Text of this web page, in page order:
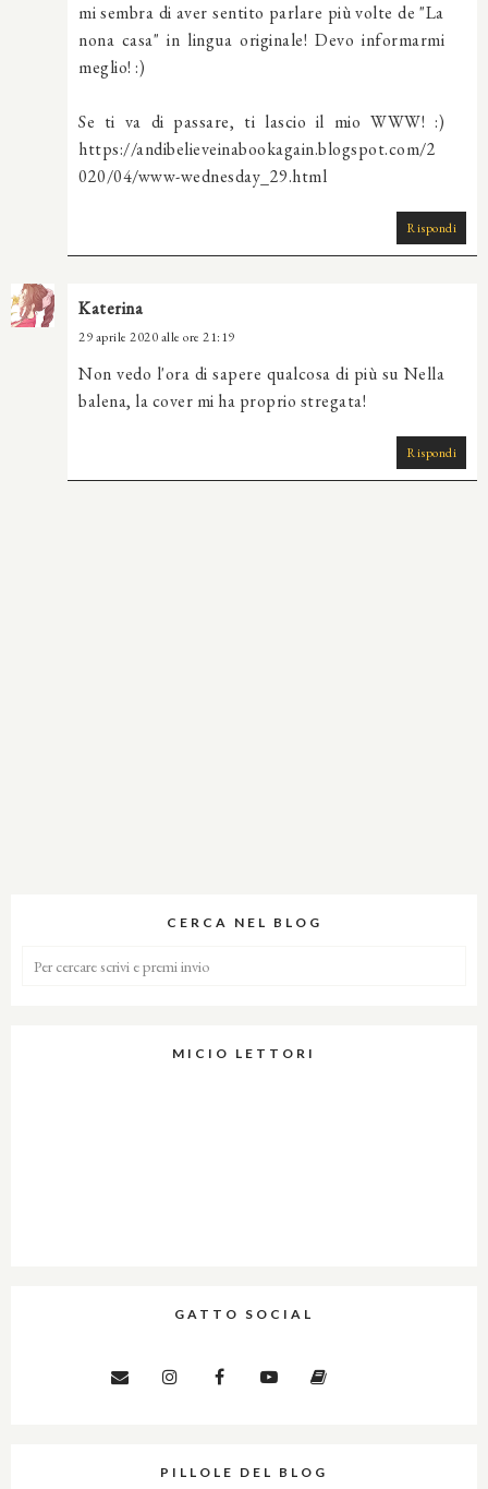
mi sembra di aver sentito parlare più volte de "La
nona casa" in lingua originale! Devo informarmi
meglio! :)
Se ti va di passare, ti lascio il mio WWW! :)
https://andibelieveinabookagain.blogspot.com/2
020/04/www-wednesday_29.html
Rispondi
Katerina
29 aprile 2020 alle ore 21:19
Non vedo l'ora di sapere qualcosa di più su Nella
balena, la cover mi ha proprio stregata!
Rispondi
CERCA NEL BLOG
MICIO LETTORI
GATTO SOCIAL
PILLOLE DEL BLOG